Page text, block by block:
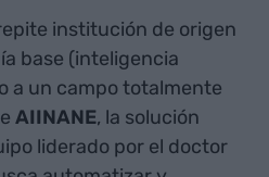
institución de origen
base (inteligencia
a un campo totalmente
AIINANE, la solución
liderado por el doctor